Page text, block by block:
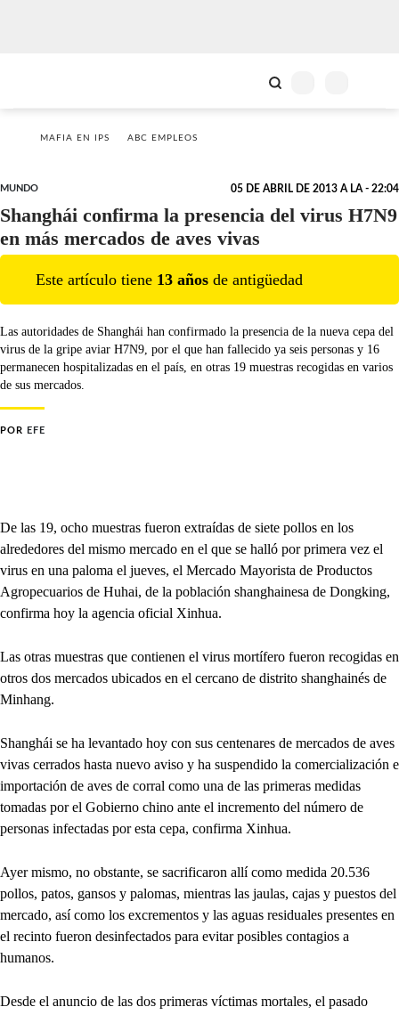
MAFIA EN IPS ABC EMPLEOS
MUNDO 05 DE ABRIL DE 2013 A LA - 22:04
Shanghái confirma la presencia del virus H7N9
en más mercados de aves vivas
Este artículo tiene 13 años de antigüedad
Las autoridades de Shanghái han confirmado la presencia de la nueva cepa del
virus de la gripe aviar H7N9, por el que han fallecido ya seis personas y 16
permanecen hospitalizadas en el país, en otras 19 muestras recogidas en varios
de sus mercados.
POR EFE
De las 19, ocho muestras fueron extraídas de siete pollos en los
alrededores del mismo mercado en el que se halló por primera vez el
virus en una paloma el jueves, el Mercado Mayorista de Productos
Agropecuarios de Huhai, de la población shanghainesa de Dongking,
confirma hoy la agencia oficial Xinhua.
Las otras muestras que contienen el virus mortífero fueron recogidas en
otros dos mercados ubicados en el cercano de distrito shanghainés de
Minhang.
Shanghái se ha levantado hoy con sus centenares de mercados de aves
vivas cerrados hasta nuevo aviso y ha suspendido la comercialización e
importación de aves de corral como una de las primeras medidas
tomadas por el Gobierno chino ante el incremento del número de
personas infectadas por esta cepa, confirma Xinhua.
Ayer mismo, no obstante, se sacrificaron allí como medida 20.536
pollos, patos, gansos y palomas, mientras las jaulas, cajas y puestos del
mercado, así como los excrementos y las aguas residuales presentes en
el recinto fueron desinfectados para evitar posibles contagios a
humanos.
Desde el anuncio de las dos primeras víctimas mortales, el pasado